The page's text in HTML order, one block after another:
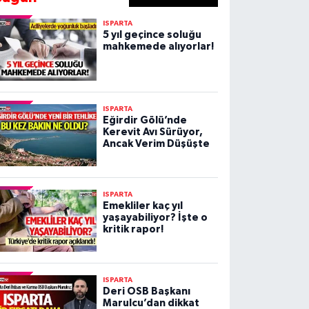
ISPARTA
5 yıl geçince soluğu
mahkemede alıyorlar!
ISPARTA
Eğirdir Gölü’nde
Kerevit Avı Sürüyor,
Ancak Verim Düşüşte
ISPARTA
Emekliler kaç yıl
yaşayabiliyor? İşte o
kritik rapor!
ISPARTA
Deri OSB Başkanı
Marulcu’dan dikkat